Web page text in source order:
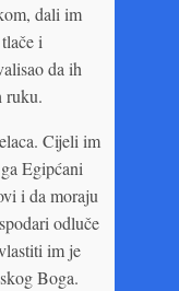
dali im
i
da ih
ruku.
Cijeli im
Egipćani
i da moraju
odluče
im je
Boga.